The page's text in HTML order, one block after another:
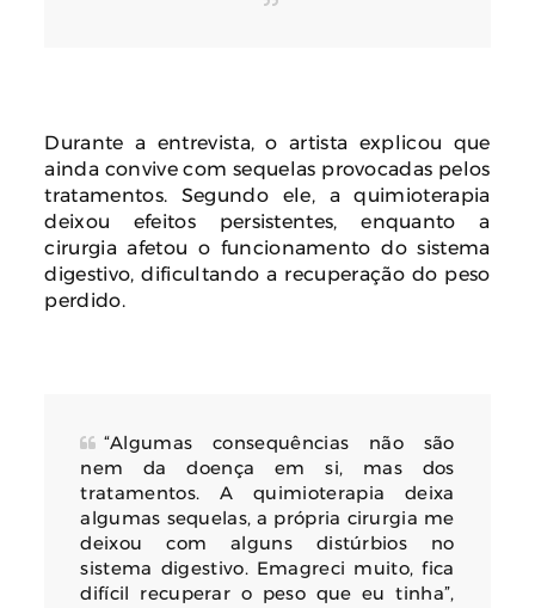
Durante a entrevista, o artista explicou que
ainda convive com sequelas provocadas pelos
tratamentos. Segundo ele, a quimioterapia
deixou efeitos persistentes, enquanto a
cirurgia afetou o funcionamento do sistema
digestivo, dificultando a recuperação do peso
perdido.
“Algumas consequências não são
nem da doença em si, mas dos
tratamentos. A quimioterapia deixa
algumas sequelas, a própria cirurgia me
deixou com alguns distúrbios no
sistema digestivo. Emagreci muito, fica
difícil recuperar o peso que eu tinha”,